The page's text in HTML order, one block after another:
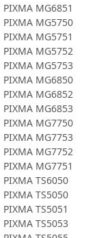
PIXMA MG6851
PIXMA MG5750
PIXMA MG5751
PIXMA MG5752
PIXMA MG5753
PIXMA MG6850
PIXMA MG6852
PIXMA MG6853
PIXMA MG7750
PIXMA MG7753
PIXMA MG7752
PIXMA MG7751
PIXMA TS6050
PIXMA TS5050
PIXMA TS5051
PIXMA TS5053